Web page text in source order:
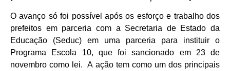
O avanço só foi possível após os esforço e trabalho dos
prefeitos em parceria com a Secretaria de Estado da
Educação (Seduc) em uma parceria para instituir o
Programa Escola 10, que foi sancionado em 23 de
novembro como lei. A ação tem como um dos principais